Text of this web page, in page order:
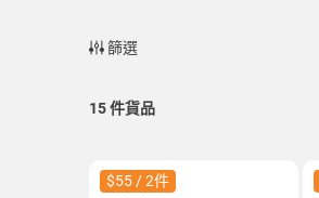
篩選
15件貨品
$55 / 2件